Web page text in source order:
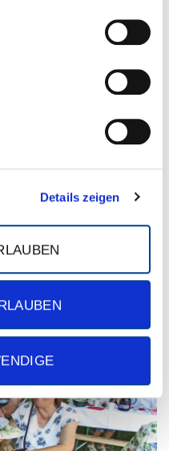
Details zeigen
Gemeinsam...
Stand 55 – hier ...